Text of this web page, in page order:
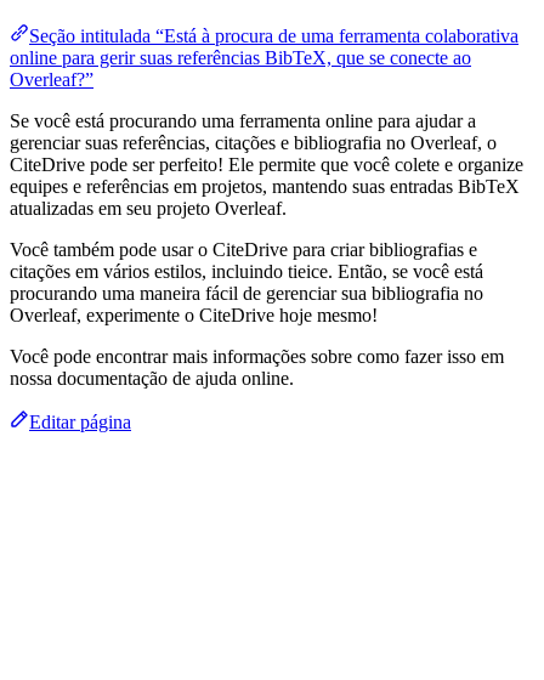
Seção intitulada “Está à procura de uma ferramenta colaborativa
online para gerir suas referências BibTeX, que se conecte ao
Overleaf?”
Se você está procurando uma ferramenta online para ajudar a
gerenciar suas referências, citações e bibliografia no Overleaf, o
CiteDrive pode ser perfeito! Ele permite que você colete e organize
equipes e referências em projetos, mantendo suas entradas BibTeX
atualizadas em seu projeto Overleaf.
Você também pode usar o CiteDrive para criar bibliografias e
citações em vários estilos, incluindo tieice. Então, se você está
procurando uma maneira fácil de gerenciar sua bibliografia no
Overleaf, experimente o CiteDrive hoje mesmo!
Você pode encontrar mais informações sobre como fazer isso em
nossa documentação de ajuda online.
Editar página